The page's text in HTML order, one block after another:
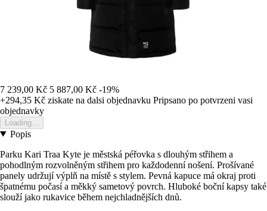
7 239,00 Kč 5 887,00 Kč -19%
+294,35 Kč ziskate na dalsi objednavku Pripsano po potvrzeni vasi
objednavky
Loading...
Popis
Parku Kari Traa Kyte je městská péřovka s dlouhým střihem a
pohodlným rozvolněným střihem pro každodenní nošení. Prošívané
panely udržují výplň na místě s stylem. Pevná kapuce má okraj proti
špatnému počasí a měkký sametový povrch. Hluboké boční kapsy také
slouží jako rukavice během nejchladnějších dnů.